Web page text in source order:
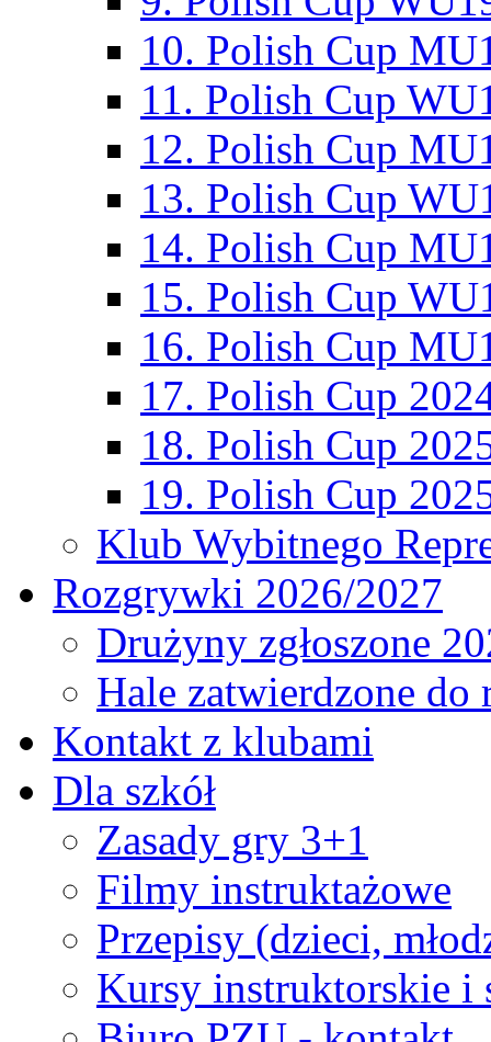
10. Polish Cup
11. Polish Cup
12. Polish Cup
13. Polish Cup
14. Polish Cup
15. Polish Cup
16. Polish Cup
17. Polish Cup
18. Polish Cup
19. Polish Cup
Klub Wybitnego
Rozgrywki 2026/2027
Drużyny zgłoszone
Hale zatwierdzone
Kontakt z klubami
Dla szkół
Zasady gry 3+1
Filmy instruktażowe
Przepisy (dzieci,
Kursy instruktorskie i